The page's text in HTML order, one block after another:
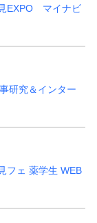
EXPO マイナビ
研究＆インター
フェ 薬学生 WEB